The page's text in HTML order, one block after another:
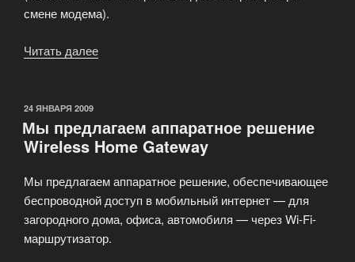
смене модема).
Читать далее
ОПУБЛИКОВАНО
24 ЯНВАРЯ 2009
Мы предлагаем аппаратное решение
Wireless Home Gateway
Мы предлагаем аппаратное решение, обеспечивающее
беспроводной доступ в мобильный интернет — для
загородного дома, офиса, автомобиля — через Wi-Fi-
маршрутизатор.